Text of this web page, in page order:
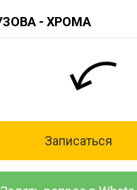
- ХРОМА
Записаться